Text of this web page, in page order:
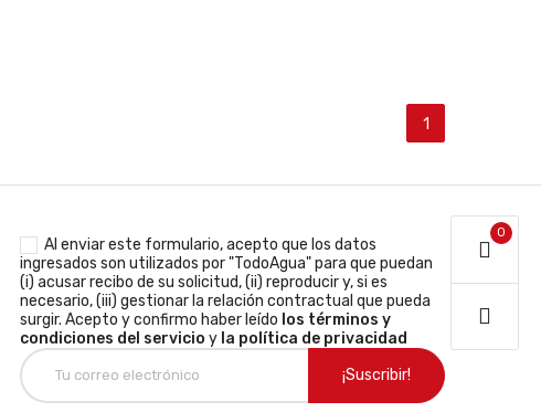
1
Al enviar este formulario, acepto que los datos
ingresados son utilizados por "TodoAgua" para que puedan
(i) acusar recibo de su solicitud, (ii) reproducir y, si es
necesario, (iii) gestionar la relación contractual que pueda
surgir. Acepto y confirmo haber leído los términos y
condiciones del servicio y la política de privacidad
0